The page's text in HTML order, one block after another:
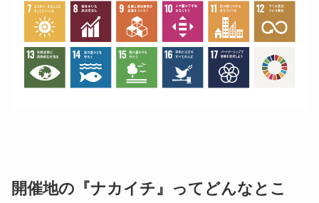
開催地の『ナカイチ』ってどんなとこ